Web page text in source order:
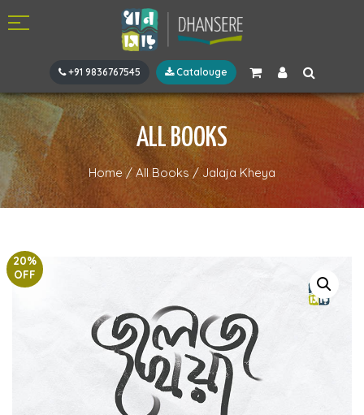
+91 9836767545 Catalouge
ALL BOOKS
Home / All Books/Jalaja Kheya
20%
OFF